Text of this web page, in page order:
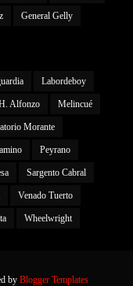
General Gelly
Labordeboy
Alfonzo Melincué
Morante
Peyrano
Sargento Cabral
Venado Tuerto
Wheelwright
by Blogger Templates